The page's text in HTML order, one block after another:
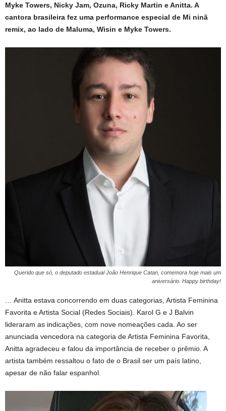
Myke Towers, Nicky Jam, Ozuna, Ricky Martin e Anitta. A
cantora brasileira fez uma performance especial de Mi ninã
remix, ao lado de Maluma, Wisin e Myke Towers.
Querido que só, o deputado estadual João Henrique Catan, comemora hoje mais um
aniversário. Happy birthday!
… Anitta estava concorrendo em duas categorias, Artista Feminina
Favorita e Artista Social (Redes Sociais). Karol G e J Balvin
lideraram as indicações, com nove nomeações cada. Ao ser
anunciada vencedora na categoria de Artista Feminina Favorita,
Anitta agradeceu e falou da importância de receber o prêmio. A
artista também ressaltou o fato de o Brasil ser um país latino,
apesar de não falar espanhol.